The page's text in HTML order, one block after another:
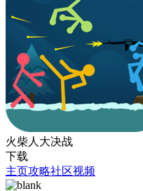
火柴人大决战
下载
主页攻略社区视频